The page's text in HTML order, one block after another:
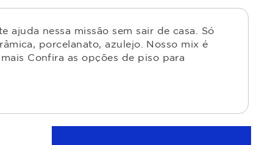
nessa missão sem sair de casa. Só
porcelanato, azulejo. Nosso mix é
Confira as opções de piso para